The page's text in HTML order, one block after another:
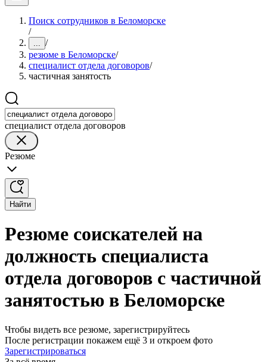
Поиск сотрудников в Беломорске
/
... /
резюме в Беломорске/
специалист отдела договоров/
частичная занятость
специалист отдела договоров
Резюме
Найти
Резюме соискателей на
должность специалиста
отдела договоров с частичной
занятостью в Беломорске
Чтобы видеть все резюме, зарегистрируйтесь
После регистрации покажем ещё 3 и откроем фото
Зарегистрироваться